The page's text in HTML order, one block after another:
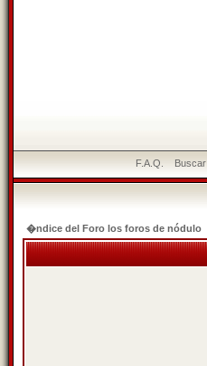
F.A.Q. Buscar
�ndice del Foro los foros de nódulo